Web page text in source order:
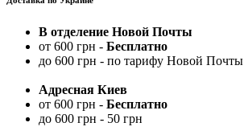
В отделение Новой Почты
от 600 грн - Бесплатно
до 600 грн - по тарифу Новой Почты
Адресная Киев
от 600 грн - Бесплатно
до 600 грн - 50 грн